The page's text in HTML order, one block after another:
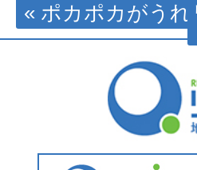
« ポカポカがうれ